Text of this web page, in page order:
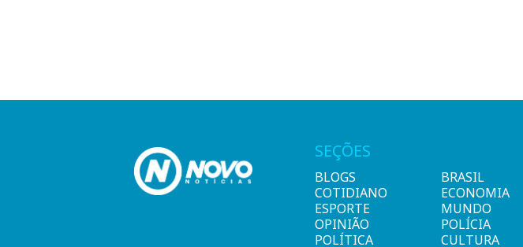
SEÇÕES
BLOGS
BRASIL
COTIDIANO
ECONOMIA
ESPORTE
MUNDO
OPINIÃO
POLÍCIA
POLÍTICA
CULTURA